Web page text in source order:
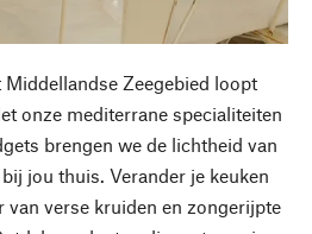
Zeegebied loopt
onze mediterrane specialiteiten
brengen we de lichtheid van
jou thuis. Verander je keuken
van verse kruiden en zongerijpte